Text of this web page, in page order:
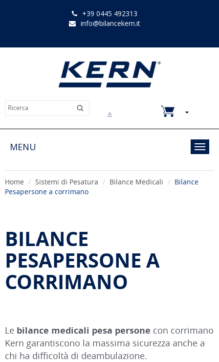
+39 0445 492313
info@bilancekern.it
MENU
Home Sistemi di Pesatura Bilance Medicali
Bilance
Pesapersone a corrimano
BILANCE
PESAPERSONE A
CORRIMANO
Le bilance medicali pesa persone con corrimano
Kern garantiscono la massima sicurezza anche a
chi ha difficoltà di deambulazione.